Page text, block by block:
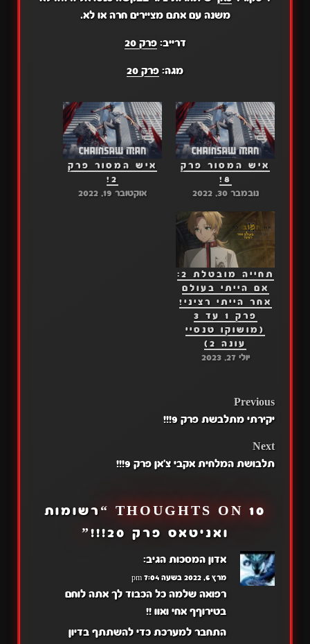
משנה עם אתם מציירים חרה או לא.
דרייב:פרק 20
מגה: פרק 20
איש המסור פרק
8!
נובמבר 30, 2022
איש המסור פרק
2!
אוקטובר 19, 2022
תחייה מובטלת 2:
אם הייתי בעולם
אחר הייתי רציני!
פרק 1 עד 3
(מושוקו טנסיי
עונה 2)
יולי 27, 2023
POST
Previous
יקירתי מתלבשת פרק 9!!!
Next
תלבושת המלחית אקבי צ'אן פרק 9!!!
10 THOUGHTS ON “
רשומות
ואניטאס פרק 20!!!
”
אדון המסכות הגיב:
מרץ 6, 2022 בשעה 7:04 pm
רפואה שלמה כל הכבוד לך אתה לוחם
בטירוףף אחי ואוו !!
התחבר למערכת כדי להשתתף בדיון